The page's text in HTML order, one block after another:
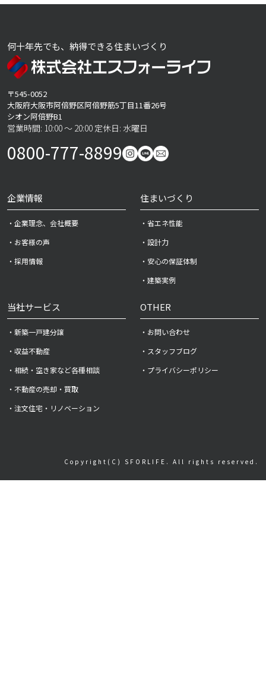
何十年先でも、納得できる住まいづくり
〒545-0052
大阪府大阪市阿倍野区阿倍野筋5丁目11番26号
シオン阿倍野B1
営業時間: 10:00 ～ 20:00 定休日: 水曜日
0800-777-8899
企業情報
・企業理念、会社概要
・お客様の声
・採用情報
住まいづくり
・省エネ性能
・設計力
・安心の保証体制
・建築実例
当社サービス
・新築一戸建分譲
・収益不動産
・相続・空き家など各種相談
・不動産の売却・買取
・注文住宅・リノベーション
OTHER
・お問い合わせ
・スタッフブログ
・プライバシーポリシー
Copyright(C) SFORLIFE. All rights reserved.